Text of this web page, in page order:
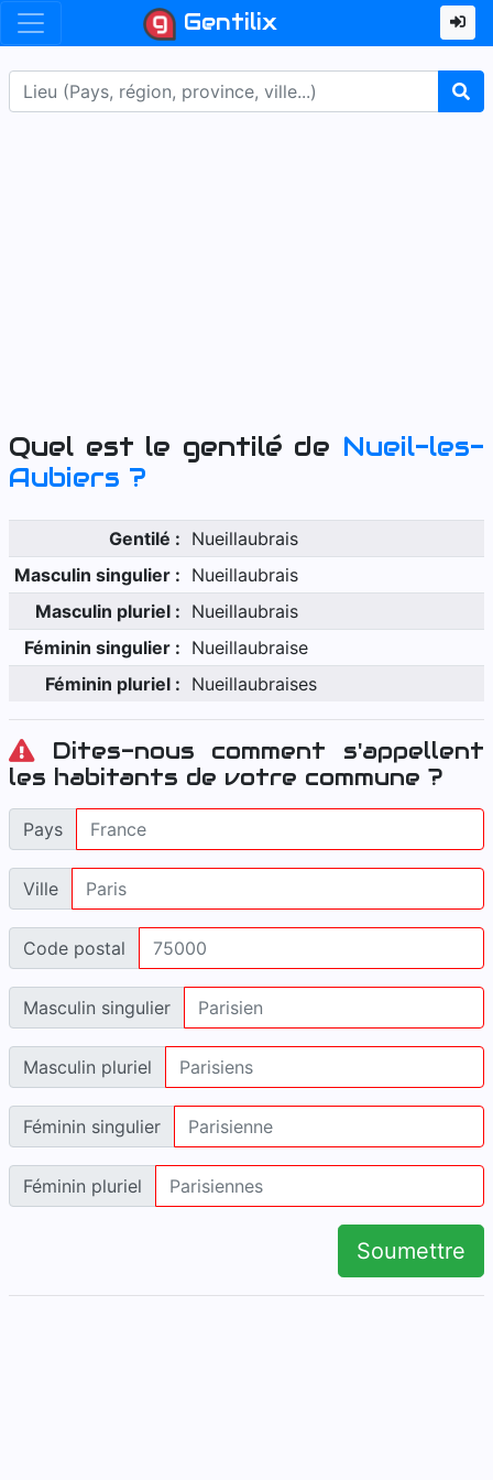
Gentilix
Quel est le gentilé de Nueil-les-
Aubiers ?
Gentilé : Nueillaubrais
Masculin singulier : Nueillaubrais
Masculin pluriel : Nueillaubrais
Féminin singulier : Nueillaubraise
Féminin pluriel : Nueillaubraises
Dites-nous comment s'appellent
les habitants de votre commune ?
Pays
Ville
Code postal
Masculin singulier
Masculin pluriel
Féminin singulier
Féminin pluriel
Soumettre